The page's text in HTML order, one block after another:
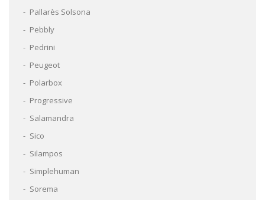
Pallarès Solsona
Pebbly
Pedrini
Peugeot
Polarbox
Progressive
Salamandra
Sico
Silampos
Simplehuman
Sorema